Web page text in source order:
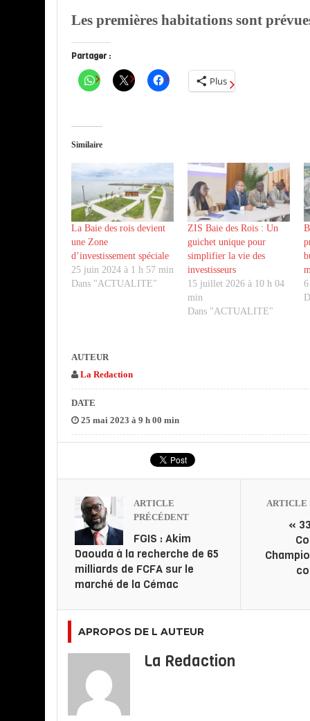
Les premières habitations sont
Partager :
Plus
Similaire
La Baie des rois devient
une Zone
d’investissement spéciale
25 juin 2024 à 1 h 57 min
Dans "ACTUALITE"
ZIS Baie des Rois : Un
guichet unique pour
simplifier la vie des
investisseurs
15 juillet 2026 à 10 h 04
min
Dans "ACTUALITE"
AUTEUR
La Redaction
DATE
25 mai 2023 à 9 h 00 min
ARTICLE
PRÉCÉDENT
FGIS : Akim
Daouda à la recherche de 65
milliards de FCFA sur le
marché de la Cémac
ARTICLE
«
APROPOS DE L AUTEUR
La Redaction